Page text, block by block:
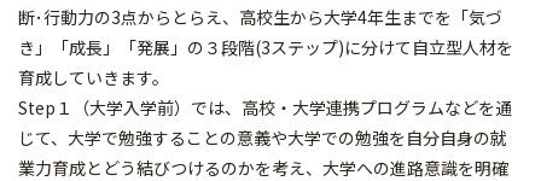
断･行動力の3点からとらえ、高校生から大学4年生までを「気づ
き」「成長」「発展」の３段階(3ステップ)に分けて自立型人材を
育成していきます。
Step１（大学入学前）では、高校・大学連携プログラムなどを通
じて、大学で勉強することの意義や大学での勉強を自分自身の就
業力育成とどう結びつけるのかを考え、大学への進路意識を明確